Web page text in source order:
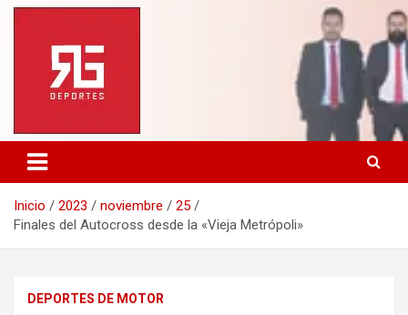
Saltar
contenido
Inicio 2023 noviembre
25
Finales del Autocross desde la «Vieja Metrópoli»
DEPORTES DE MOTOR